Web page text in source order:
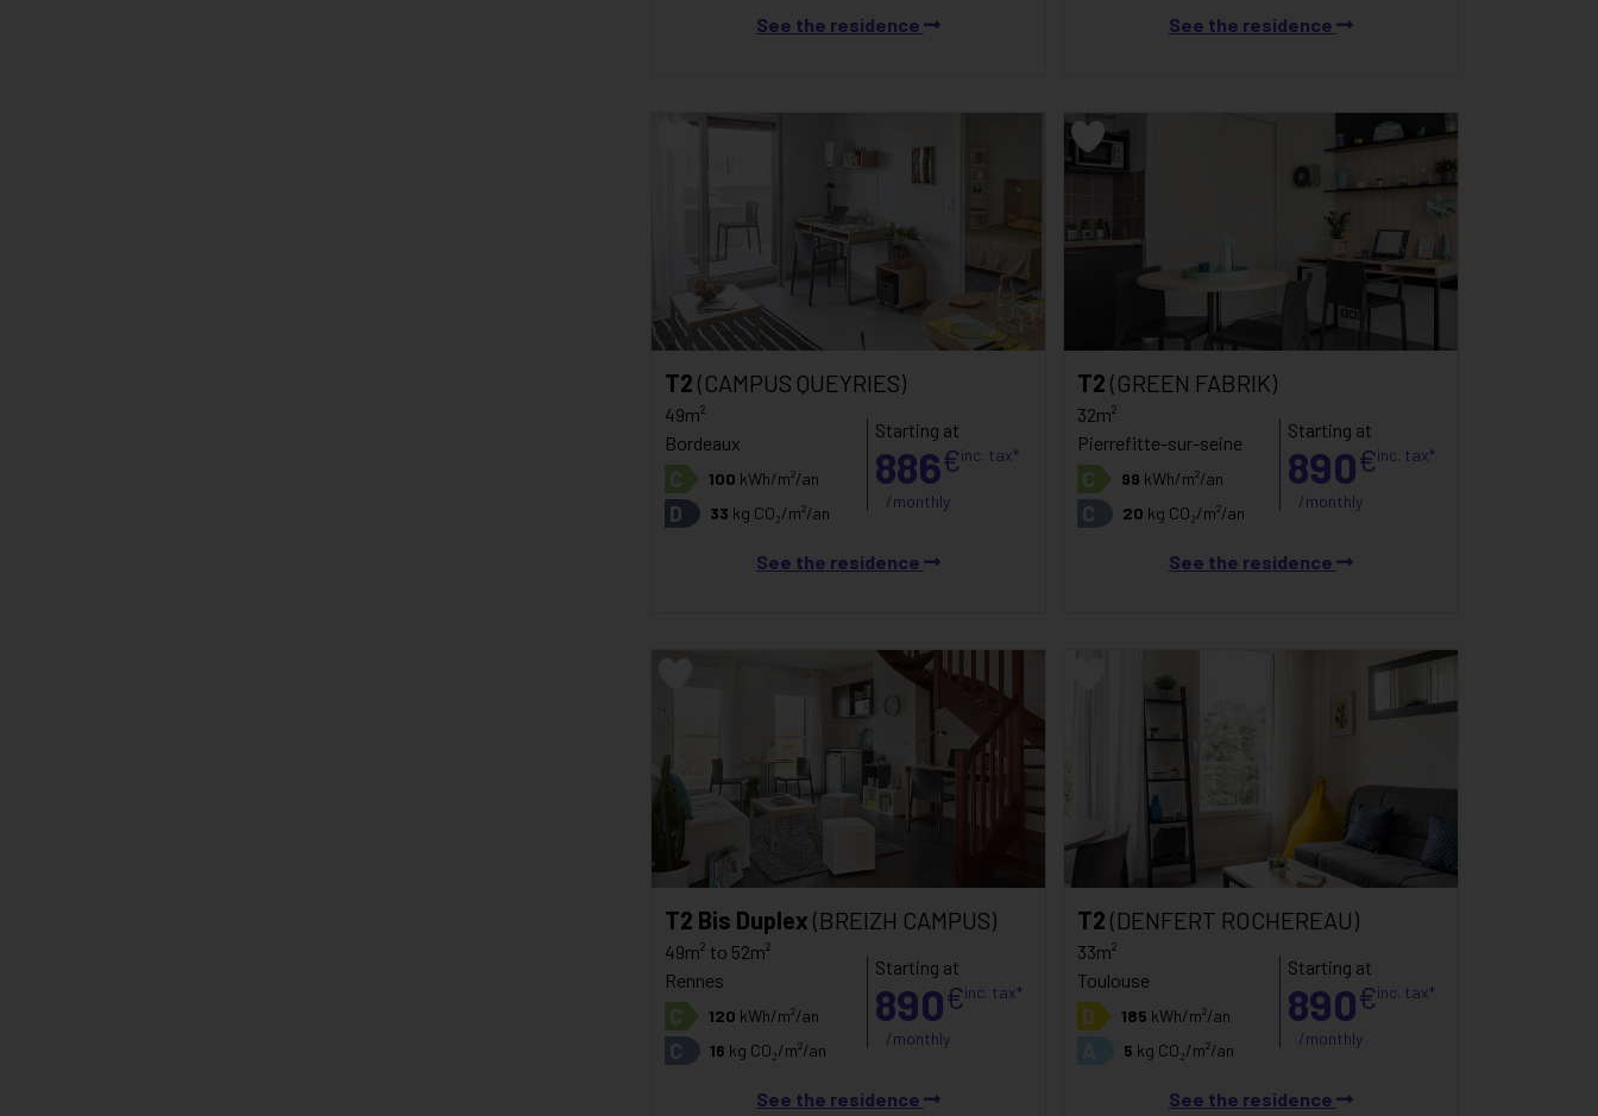
See the residence See the residence
T2 (CAMPUS QUEYRIES)
49m²
Bordeaux
C 100 kWh/m²/an
D 33 kg CO₂/m²/an
Starting at
886€inc. tax*
/monthly
See the residence
T2 (GREEN FABRIK)
32m²
Pierrefitte-sur-seine
C 99 kWh/m²/an
C 20 kg CO₂/m²/an
Starting at
890€inc. tax*
/monthly
See the residence
T2 Bis Duplex (BREIZH CAMPUS)
49m² to 52m²
Rennes
C 120 kWh/m²/an
C 16 kg CO₂/m²/an
Starting at
890€inc. tax*
/monthly
See the residence
T2 (DENFERT ROCHEREAU)
33m²
Toulouse
D 185 kWh/m²/an
5 kg CO₂/m²/an
Starting at
890€inc. tax*
/monthly
See the residence